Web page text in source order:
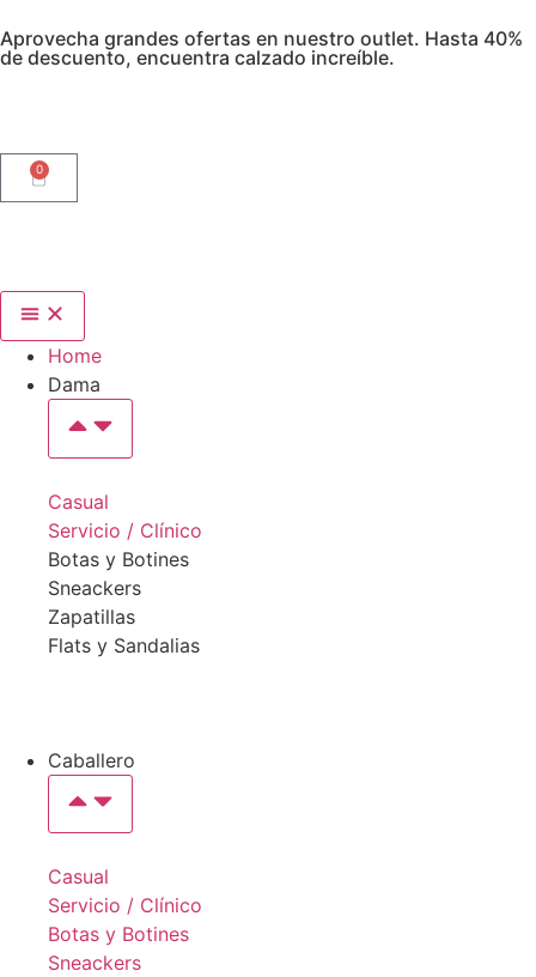
Aprovecha grandes ofertas en nuestro outlet. Hasta 40%
de descuento, encuentra calzado increíble.
0
Home
Dama
Casual
Servicio / Clínico
Botas y Botines
Sneackers
Zapatillas
Flats y Sandalias
Caballero
Casual
Servicio / Clínico
Botas y Botines
Sneackers